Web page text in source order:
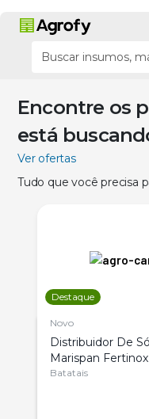
Encontre os
está
Ver ofertas
Tudo que você precisa
Destaque
Novo
Distribuidor De
Marispan
Citrus
Batatais